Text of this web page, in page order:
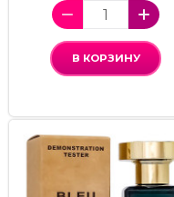
В КОРЗИНУ